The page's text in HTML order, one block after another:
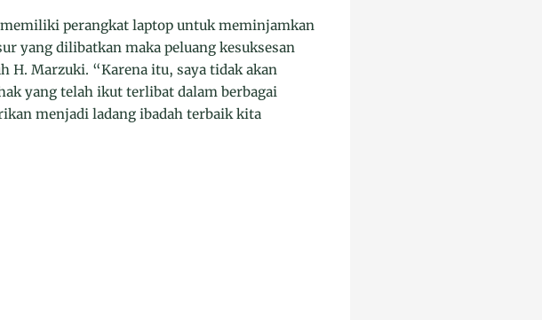
perangkat laptop untuk meminjamkan
yang dilibatkan maka peluang kesuksesan
H. Marzuki. “Karena itu, saya tidak akan
yang telah ikut terlibat dalam berbagai
menjadi ladang ibadah terbaik kita